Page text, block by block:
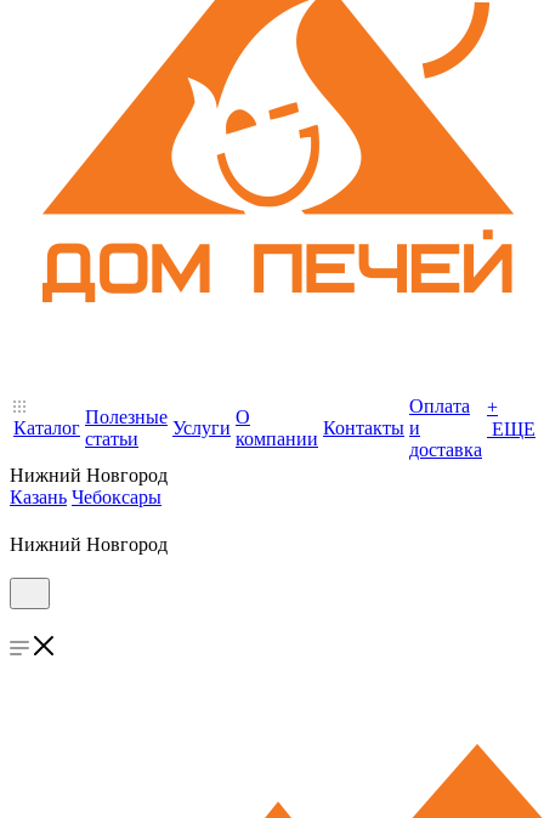
Каталог
Полезные
статьи
Услуги
О
компании
Контакты
Оплата
и
доставка
+
ЕЩЕ
Нижний Новгород
Казань Чебоксары
Нижний Новгород